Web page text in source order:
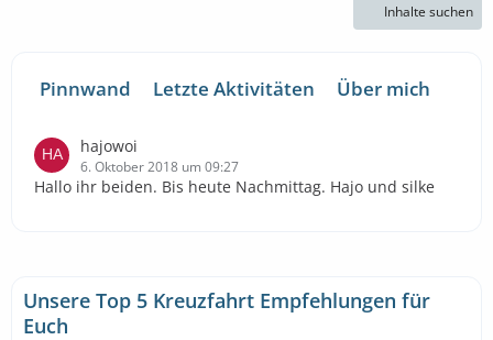
Inhalte suchen
Pinnwand Letzte Aktivitäten Über mich
hajowoi
6. Oktober 2018 um 09:27
Hallo ihr beiden. Bis heute Nachmittag. Hajo und silke
Unsere Top 5 Kreuzfahrt Empfehlungen für
Euch